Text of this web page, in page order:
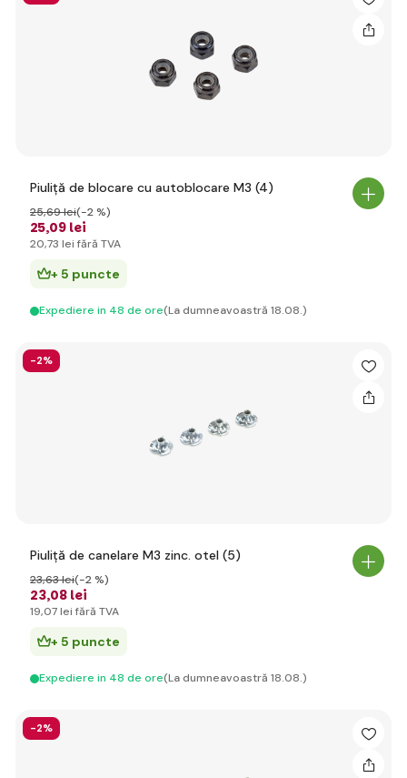
Piuliță de blocare cu autoblocare M3 (4)
25,09 lei
25,69 lei(-2 %)
20,73 lei fără TVA
+ 5 puncte
Expediere in 48 de ore(La dumneavoastră 18.08.)
-2%
Piuliță de canelare M3 zinc. otel (5)
23,08 lei
23,63 lei(-2 %)
19,07 lei fără TVA
+ 5 puncte
Expediere in 48 de ore(La dumneavoastră 18.08.)
-2%